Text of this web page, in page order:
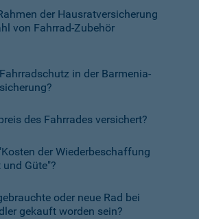
der Hausratversicherung
von Fahrrad-Zubehör
in der Barmenia-
des Fahrrades versichert?
der Wiederbeschaffung
Güte"?
oder neue Rad bei
gekauft worden sein?